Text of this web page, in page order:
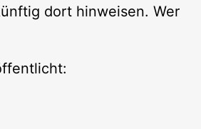
dort hinweisen. Wer